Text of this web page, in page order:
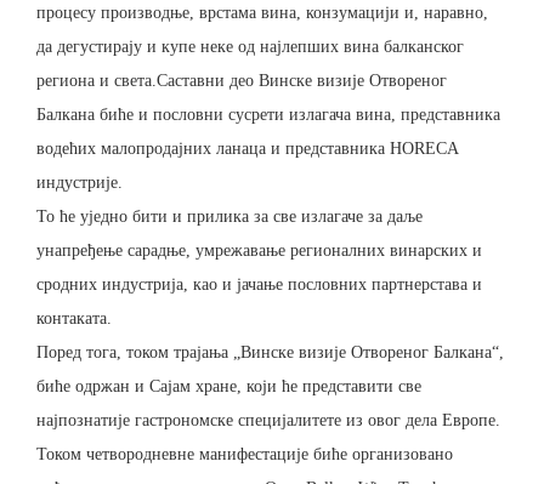
процесу производње, врстама вина, конзумацији и, наравно,
да дегустирају и купе неке од најлепших вина балканског
региона и света.Саставни део Винске визије Отвореног
Балкана биће и пословни сусрети излагача вина, представника
водећих малопродајних ланаца и представника HORECA
индустрије.
То ће уједно бити и прилика за све излагаче за даље
унапређење сарадње, умрежавање регионалних винарских и
сродних индустрија, као и јачање пословних партнерстава и
контаката.
Поред тога, током трајања „Винске визије Отвореног Балкана“,
биће одржан и Сајам хране, који ће представити све
најпознатије гастрономске специјалитете из овог дела Европе.
Током четвородневне манифестације биће организовано